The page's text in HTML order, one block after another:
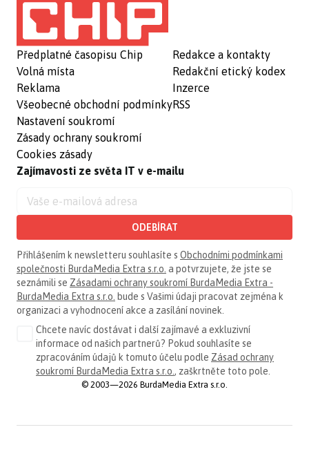
Předplatné časopisu Chip
Volná místa
Reklama
Všeobecné obchodní podmínky
Nastavení soukromí
Zásady ochrany soukromí
Cookies zásady
Redakce a kontakty
Redakční etický kodex
Inzerce
RSS
Zajímavosti ze světa IT v e-mailu
ODEBÍRAT
Přihlášením k newsletteru souhlasíte s Obchodními podmínkami
společnosti BurdaMedia Extra s.r.o. a potvrzujete, že jste se
seznámili se Zásadami ochrany soukromí BurdaMedia Extra -
BurdaMedia Extra s.r.o. bude s Vašimi údaji pracovat zejména k
organizaci a vyhodnocení akce a zasílání novinek.
Chcete navíc dostávat i další zajímavé a exkluzivní
informace od našich partnerů? Pokud souhlasíte se
zpracováním údajů k tomuto účelu podle Zásad ochrany
soukromí BurdaMedia Extra s.r.o. , zaškrtněte toto pole.
© 2003—2026 BurdaMedia Extra s.r.o.